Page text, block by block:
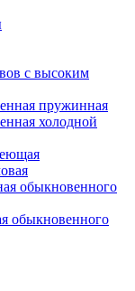
с высоким
пружинная
холодной
обыкновенного
обыкновенного